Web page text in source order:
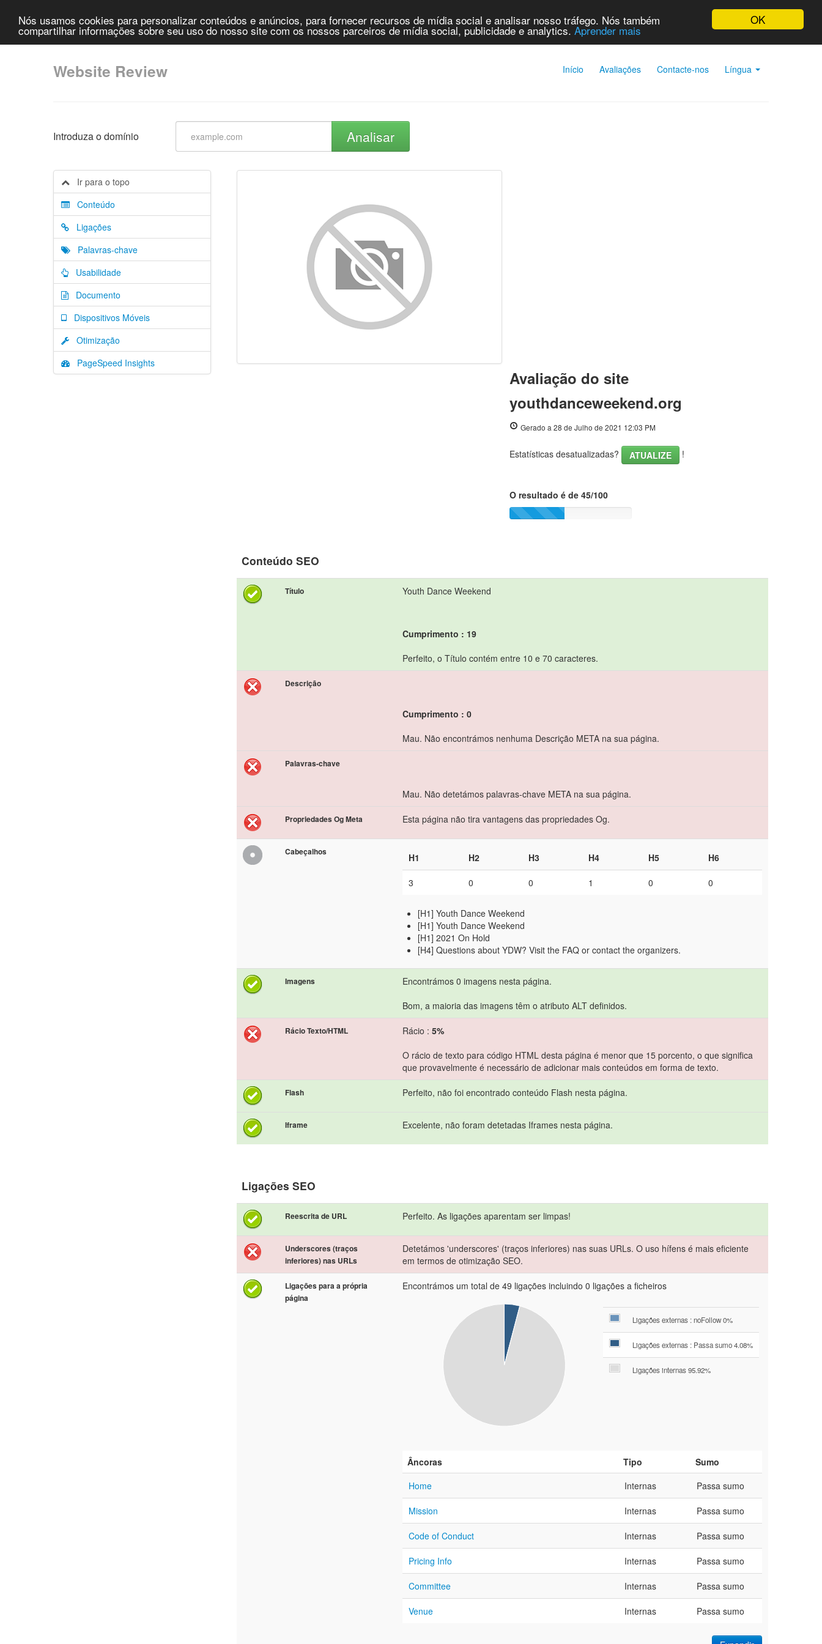
OK
Nós usamos cookies para personalizar conteúdos e anúncios, para fornecer recursos de mídia social e analisar nosso tráfego. Nós também
compartilhar informações sobre seu uso do nosso site com os nossos parceiros de mídia social, publicidade e analytics. Aprender mais
Início Avaliações Contacte-nos Língua
Website Review
Introduza o domínio Analisar
Ir para o topo
Conteúdo
Ligações
Palavras-chave
Usabilidade
Documento
Dispositivos Móveis
Otimização
PageSpeed Insights
Avaliação do site
youthdanceweekend.org
Gerado a 28 de Julho de 2021 12:03 PM
Estatísticas desatualizadas? ATUALIZE !
O resultado é de 45/100
Conteúdo SEO
Título Youth Dance Weekend
Cumprimento : 19
Perfeito, o Título contém entre 10 e 70 caracteres.
Descrição
Cumprimento : 0
Mau. Não encontrámos nenhuma Descrição META na sua página.
Palavras-chave
Mau. Não detetámos palavras-chave META na sua página.
Propriedades Og Meta Esta página não tira vantagens das propriedades Og.
Cabeçalhos H1 H2 H3 H4 H5 H6
3 0 0 1 0 0
[H1] Youth Dance Weekend
[H1] Youth Dance Weekend
[H1] 2021 On Hold
[H4] Questions about YDW? Visit the FAQ or contact the organizers.
Imagens
Encontrámos 0 imagens nesta página.
Bom, a maioria das imagens têm o atributo ALT definidos.
Rácio Texto/HTML Rácio : 5%
O rácio de texto para código HTML desta página é menor que 15 porcento, o que significa
que provavelmente é necessário de adicionar mais conteúdos em forma de texto.
Flash Perfeito, não foi encontrado conteúdo Flash nesta página.
Iframe Excelente, não foram detetadas Iframes nesta página.
Ligações SEO
Reescrita de URL Perfeito. As ligações aparentam ser limpas!
Underscores (traços
inferiores) nas URLs
Detetámos 'underscores' (traços inferiores) nas suas URLs. O uso hífens é mais eficiente
em termos de otimização SEO.
Ligações para a própria
página
Encontrámos um total de 49 ligações incluindo 0 ligações a ficheiros
Ligações externas : noFollow 0%
Ligações externas : Passa sumo 4.08%
Ligações internas 95.92%
Âncoras Tipo
Sumo
Home
Internas Passa sumo
Mission Internas Passa sumo
Code of Conduct Internas Passa sumo
Pricing Info Internas Passa sumo
Committee Internas Passa sumo
Venue Internas Passa sumo